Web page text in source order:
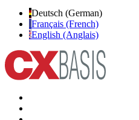
Deutsch (German)
Français (French)
English (Anglais)